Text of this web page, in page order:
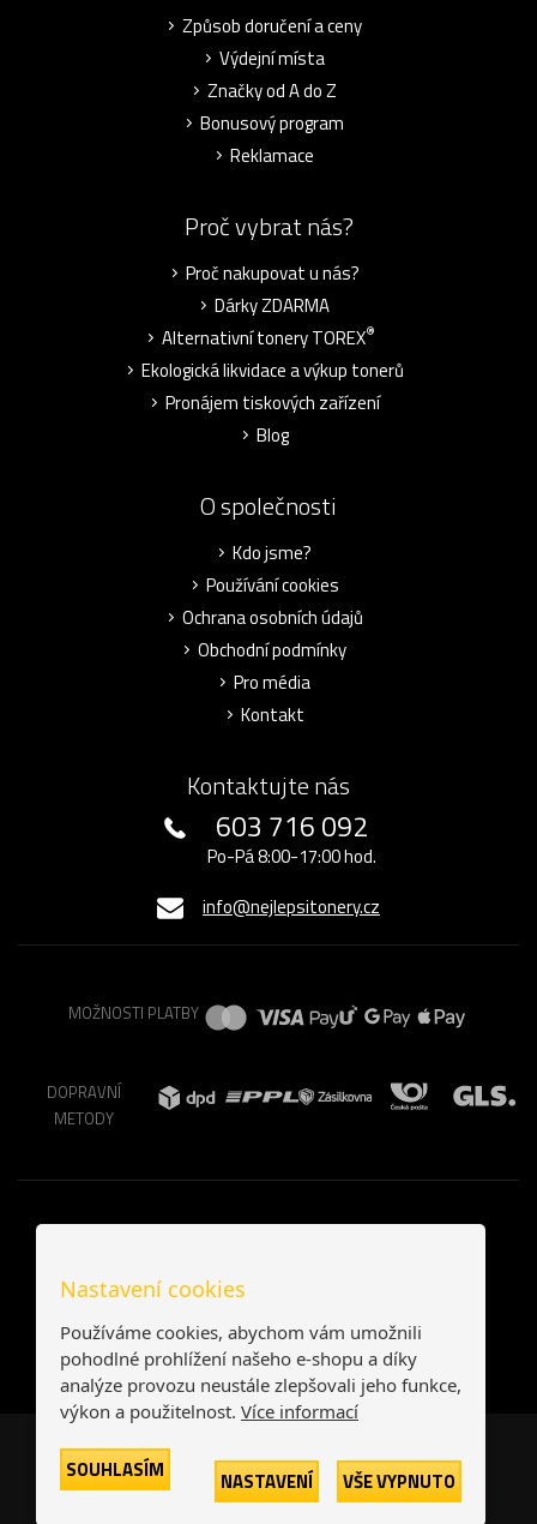
Způsob doručení a ceny
Výdejní místa
Značky od A do Z
Bonusový program
Reklamace
Proč vybrat nás?
Proč nakupovat u nás?
Dárky ZDARMA
Alternativní tonery TOREX®
Ekologická likvidace a výkup tonerů
Pronájem tiskových zařízení
Blog
O společnosti
Kdo jsme?
Používání cookies
Ochrana osobních údajů
Obchodní podmínky
Pro média
Kontakt
Kontaktujte nás
603 716 092
Po-Pá 8:00-17:00 hod.
info@nejlepsitonery.cz
MOŽNOSTI PLATBY
DOPRAVNÍ
METODY
Česká republika Slovensko
Nastavení cookies
Používáme cookies, abychom vám umožnili
pohodlné prohlížení našeho e-shopu a díky
analýze provozu neustále zlepšovali jeho funkce,
výkon a použitelnost. Více informací
SOUHLASÍM NASTAVENÍ VŠE VYPNUTO